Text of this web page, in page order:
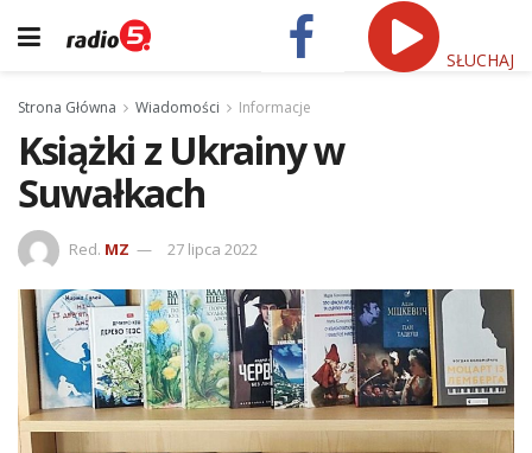
SŁUCHAJ
Strona Główna Wiadomości Informacje
Książki z Ukrainy w
Suwałkach
Red. MZ 27 lipca 2022